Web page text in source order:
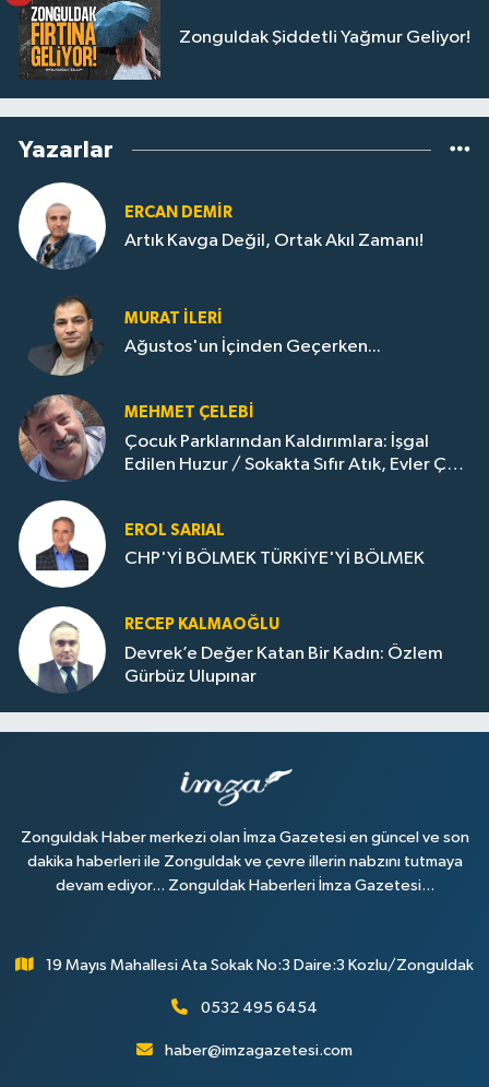
Zonguldak Şiddetli Yağmur Geliyor!
Yazarlar
ERCAN DEMIR
Artık Kavga Değil, Ortak Akıl Zamanı!
MURAT İLERI
Ağustos'un İçinden Geçerken...
MEHMET ÇELEBI
Çocuk Parklarından Kaldırımlara: İşgal
Edilen Huzur / Sokakta Sıfır Atık, Evler Çöp
EROL SARIAL
CHP'Yİ BÖLMEK TÜRKİYE'Yİ BÖLMEK
RECEP KALMAOĞLU
Devrek’e Değer Katan Bir Kadın: Özlem
Gürbüz Ulupınar
Zonguldak Haber merkezi olan İmza Gazetesi en güncel ve son
dakika haberleri ile Zonguldak ve çevre illerin nabzını tutmaya
devam ediyor... Zonguldak Haberleri İmza Gazetesi...
19 Mayıs Mahallesi Ata Sokak No:3 Daire:3 Kozlu/Zonguldak
0532 495 6454
haber@imzagazetesi.com